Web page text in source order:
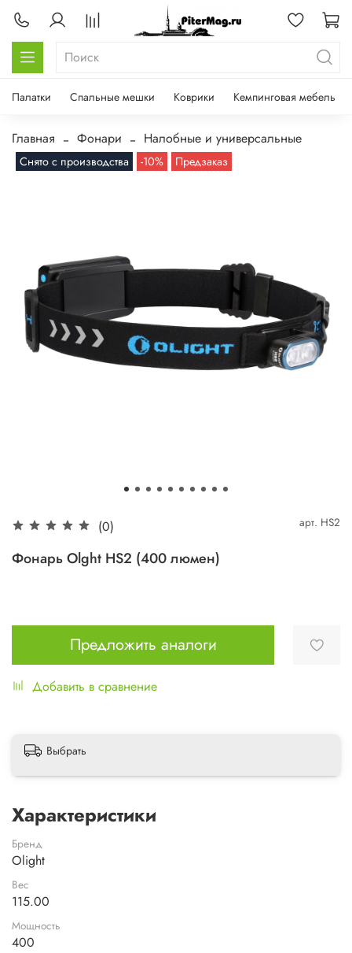
Палатки Спальные мешки Коврики Кемпинговая мебель
Главная Фонари Налобные и универсальные
Снято с производства -10% Предзаказ
(0) арт. HS2
Фонарь Olght HS2 (400 люмен)
Предложить аналоги
Добавить в сравнение
Выбрать
Характеристики
Бренд
Olight
Вес
115.00
Мощность
400